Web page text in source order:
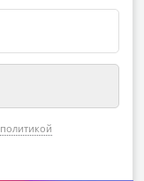
политикой